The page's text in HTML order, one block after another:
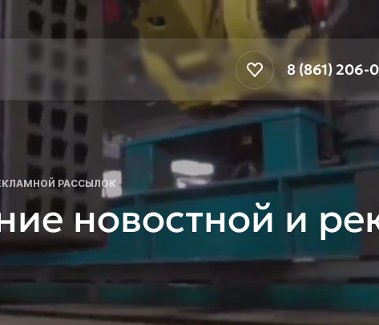
8 (861) 206-
РАССЫЛОК
новостной и